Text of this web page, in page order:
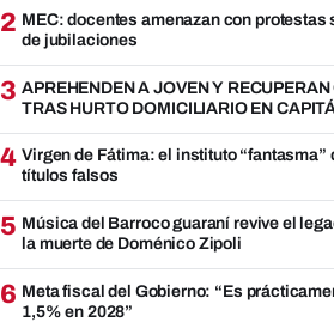
2 MEC: docentes amenazan con protestas
de jubilaciones
3 APREHENDEN A JOVEN Y
TRAS HURTO DOMICILIARIO EN
4 Virgen de Fátima: el instituto “fantasma”
títulos falsos
5 Música del Barroco guaraní revive el
la muerte de Doménico Zipoli
6 Meta fiscal del Gobierno: “Es
1,5% en 2028”